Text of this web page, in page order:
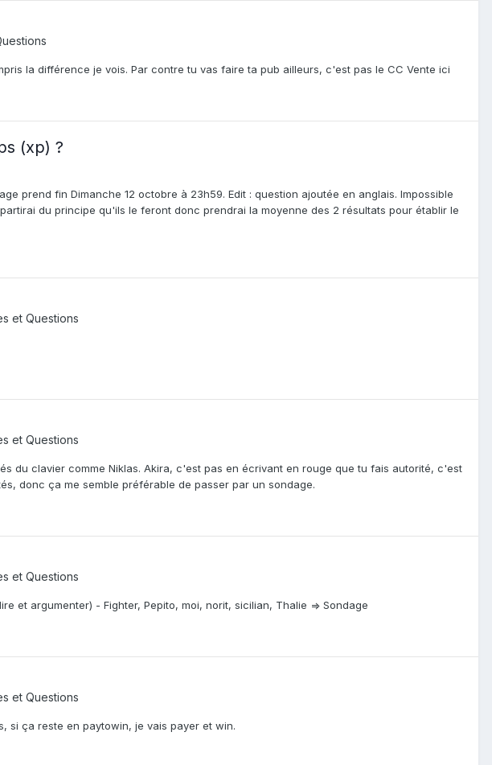
la différence je vois. Par contre tu vas faire ta pub ailleurs, c'est pas le CC Vente ici
(xp) ?
prend fin Dimanche 12 octobre à 23h59. Edit : question ajoutée en anglais. Impossible
du principe qu'ils le feront donc prendrai la moyenne des 2 résultats pour établir le
et Questions
et Questions
du clavier comme Niklas. Akira, c'est pas en écrivant en rouge que tu fais autorité, c'est
donc ça me semble préférable de passer par un sondage.
et Questions
et argumenter) - Fighter, Pepito, moi, norit, sicilian, Thalie => Sondage
et Questions
si ça reste en paytowin, je vais payer et win.